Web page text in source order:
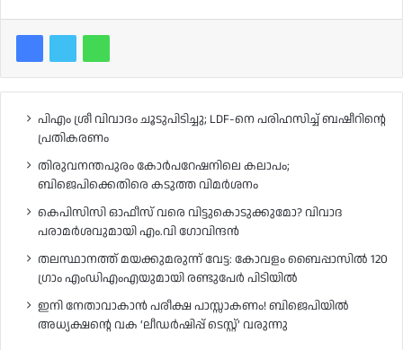
പിഎം ശ്രീ വിവാദം ചൂടുപിടിച്ചു; LDF-നെ പരിഹസിച്ച് ബഷീറിന്റെ
പ്രതികരണം
തിരുവനന്തപുരം കോർപറേഷനിലെ കലാപം;
ബിജെപിക്കെതിരെ കടുത്ത വിമർശനം
കെപിസിസി ഓഫീസ് വരെ വിട്ടുകൊടുക്കുമോ? വിവാദ
പരാമർശവുമായി എം.വി ഗോവിന്ദൻ
തലസ്ഥാനത്ത് മയക്കുമരുന്ന് വേട്ട: കോവളം ബൈപ്പാസിൽ 120
ഗ്രാം എംഡിഎംഎയുമായി രണ്ടുപേർ പിടിയിൽ
ഇനി നേതാവാകാൻ പരീക്ഷ പാസ്സാകണം! ബിജെപിയിൽ
അധ്യക്ഷന്റെ വക ‘ലീഡർഷിപ്പ് ടെസ്റ്റ്’ വരുന്നു